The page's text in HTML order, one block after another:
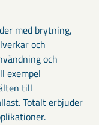
med brytning,
och
och
exempel
till
Totalt erbjuder